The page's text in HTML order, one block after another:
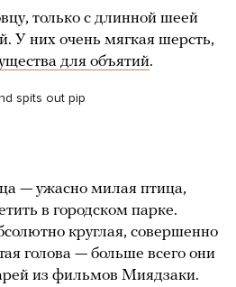
только с длинной шеей
У них очень мягкая шерсть,
для объятий.
spits out pip
— ужасно милая птица,
в городском парке.
круглая, совершенно
голова — больше всего они
из фильмов Миядзаки.